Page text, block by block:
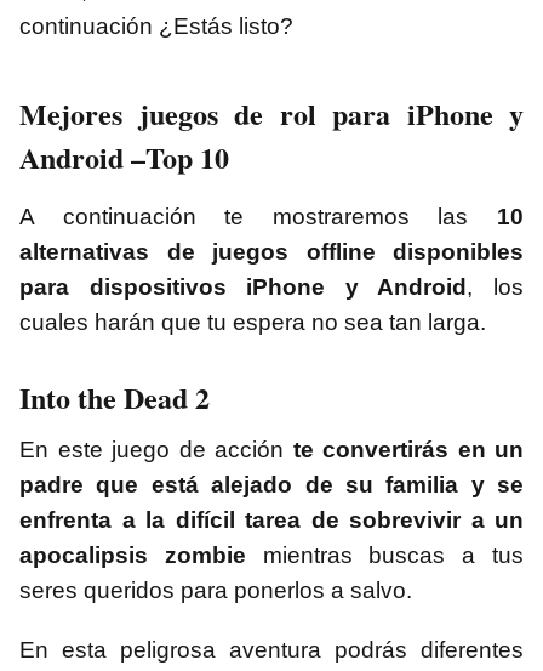
continuación ¿Estás listo?
Mejores juegos de rol para iPhone y
Android –Top 10
A continuación te mostraremos las 10
alternativas de juegos offline disponibles
para dispositivos iPhone y Android , los
cuales harán que tu espera no sea tan larga.
Into the Dead 2
En este juego de acción te convertirás en un
padre que está alejado de su familia y se
enfrenta a la difícil tarea de sobrevivir a un
apocalipsis zombie mientras buscas a tus
seres queridos para ponerlos a salvo.
En esta peligrosa aventura podrás diferentes